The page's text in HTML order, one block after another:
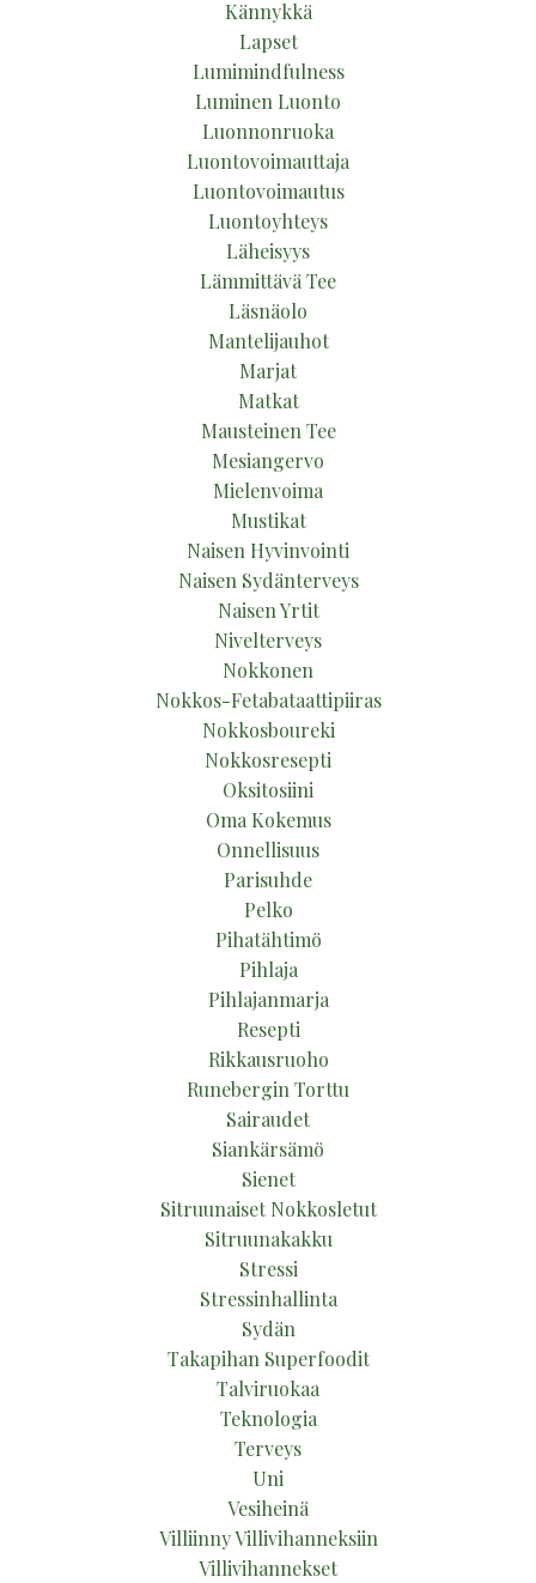
Kännykkä
Lapset
Lumimindfulness
Luminen Luonto
Luonnonruoka
Luontovoimauttaja
Luontovoimautus
Luontoyhteys
Läheisyys
Lämmittävä Tee
Läsnäolo
Mantelijauhot
Marjat
Matkat
Mausteinen Tee
Mesiangervo
Mielenvoima
Mustikat
Naisen Hyvinvointi
Naisen Sydänterveys
Naisen Yrtit
Nivelterveys
Nokkonen
Nokkos-Fetabataattipiiras
Nokkosboureki
Nokkosresepti
Oksitosiini
Oma Kokemus
Onnellisuus
Parisuhde
Pelko
Pihatähtimö
Pihlaja
Pihlajanmarja
Resepti
Rikkausruoho
Runebergin Torttu
Sairaudet
Siankärsämö
Sienet
Sitruunaiset Nokkosletut
Sitruunakakku
Stressi
Stressinhallinta
Sydän
Takapihan Superfoodit
Talviruokaa
Teknologia
Terveys
Uni
Vesiheinä
Villiinny Villivihanneksiin
Villivihannekset